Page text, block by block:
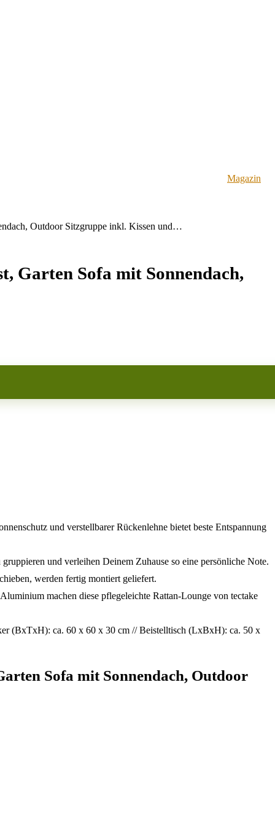
Magazin
Outdoor Sitzgruppe inkl. Kissen und…
Garten Sofa mit Sonnendach,
und verstellbarer Rückenlehne bietet beste Entspannung
und verleihen Deinem Zuhause so eine persönliche Note.
werden fertig montiert geliefert.
machen diese pflegeleichte Rattan-Lounge von tectake
(BxTxH): ca. 60 x 60 x 30 cm // Beistelltisch (LxBxH): ca. 50 x
Sofa mit Sonnendach, Outdoor